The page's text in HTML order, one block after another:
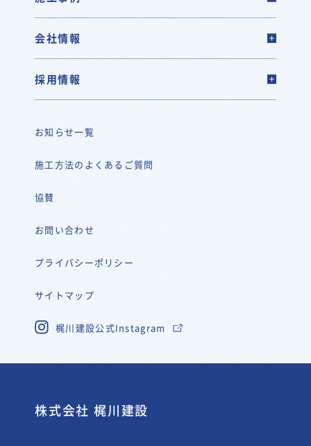
会社情報
採用情報
お知らせ一覧
施工方法のよくあるご質問
協賛
お問い合わせ
プライバシーポリシー
サイトマップ
梶川建設公式Instagram
株式会社 梶川建設